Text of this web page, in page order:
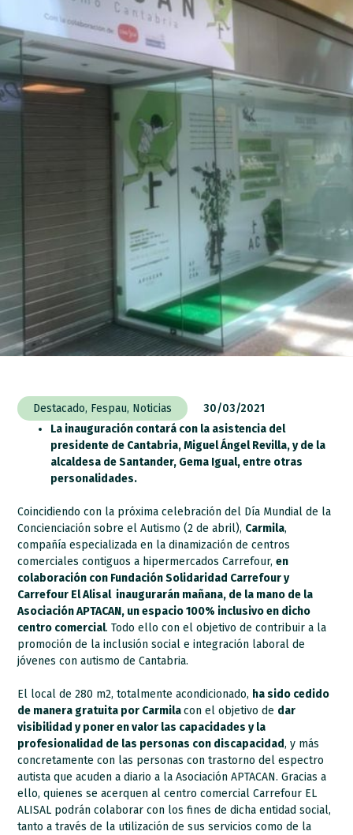
Destacado, Fespau, Noticias
30/03/2021
La inauguración contará con la asistencia del
presidente de Cantabria, Miguel Ángel Revilla, y de la
alcaldesa de Santander, Gema Igual, entre otras
personalidades.
Coincidiendo con la próxima celebración del Día Mundial de la
Concienciación sobre el Autismo (2 de abril), Carmila,
compañía especializada en la dinamización de centros
comerciales contiguos a hipermercados Carrefour,en
colaboración con Fundación Solidaridad Carrefour y
Carrefour El Alisal inaugurarán mañana, de la mano de la
Asociación APTACAN, un espacio 100% inclusivo en dicho
centro comercial. Todo ello con el objetivo de contribuir a la
promoción de la inclusión social e integración laboral de
jóvenes con autismo de Cantabria.
El local de 280 m2, totalmente acondicionado, ha sido cedido
de manera gratuita por Carmilacon el objetivo de dar
visibilidad y poner en valor las capacidades y la
profesionalidad de las personas con discapacidad, y más
concretamente con las personas con trastorno del espectro
autista que acuden a diario a la Asociación APTACAN. Gracias a
ello, quienes se acerquen al centro comercial Carrefour EL
ALISAL podrán colaborar con los fines de dicha entidad social,
tanto a través de la utilización de sus servicios como de la